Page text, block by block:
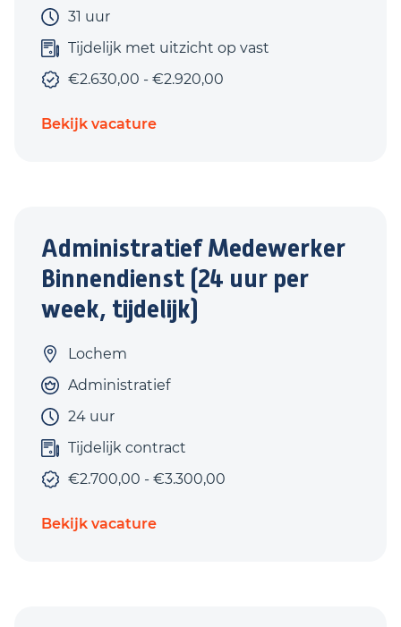
31 uur
Tijdelijk met uitzicht op vast
€2.630,00 - €2.920,00
Bekijk vacature
Administratief Medewerker
Binnendienst (24 uur per
week, tijdelijk)
Lochem
Administratief
24 uur
Tijdelijk contract
€2.700,00 - €3.300,00
Bekijk vacature